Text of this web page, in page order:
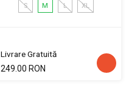
S M L XL
Livrare Gratuită
249.00 RON